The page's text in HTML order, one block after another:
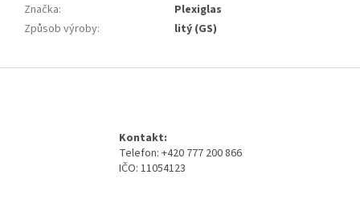
Značka:
Plexiglas
Způsob výroby: litý (GS)
Kontakt:
Telefon: +420 777 200 866
IČO: 11054123